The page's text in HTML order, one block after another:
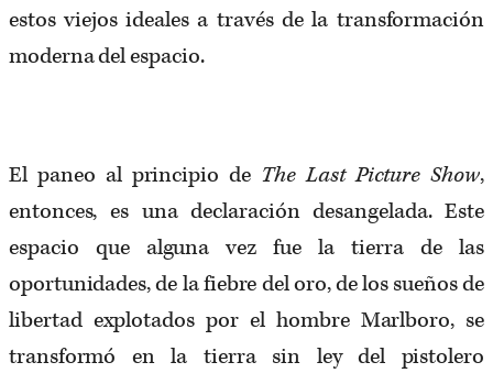
estos viejos ideales a través de la transformación
moderna del espacio.
El paneo al principio de The Last Picture Show,
entonces, es una declaración desangelada. Este
espacio que alguna vez fue la tierra de las
oportunidades, de la fiebre del oro, de los sueños de
libertad explotados por el hombre Marlboro, se
transformó en la tierra sin ley del pistolero